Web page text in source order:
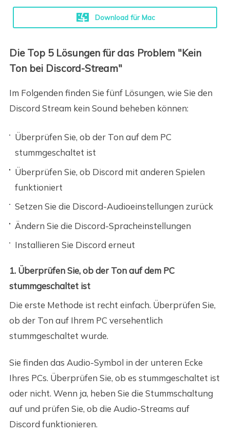
Download für Mac
Die Top 5 Lösungen für das Problem "Kein
Ton bei Discord-Stream"
Im Folgenden finden Sie fünf Lösungen, wie Sie den
Discord Stream kein Sound beheben können:
Überprüfen Sie, ob der Ton auf dem PC
stummgeschaltet ist
Überprüfen Sie, ob Discord mit anderen Spielen
funktioniert
Setzen Sie die Discord-Audioeinstellungen zurück
Ändern Sie die Discord-Spracheinstellungen
Installieren Sie Discord erneut
1. Überprüfen Sie, ob der Ton auf dem PC
stummgeschaltet ist
Die erste Methode ist recht einfach. Überprüfen Sie,
ob der Ton auf Ihrem PC versehentlich
stummgeschaltet wurde.
Sie finden das Audio-Symbol in der unteren Ecke
Ihres PCs. Überprüfen Sie, ob es stummgeschaltet ist
oder nicht. Wenn ja, heben Sie die Stummschaltung
auf und prüfen Sie, ob die Audio-Streams auf
Discord funktionieren.